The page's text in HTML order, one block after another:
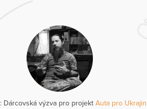
: Dárcovská výzva pro projekt Auta pro